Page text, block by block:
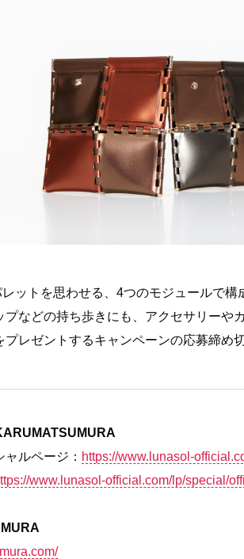
ットを思わせる、4つのモジュールで
プなどの持ち歩きにも、アクセサリーや
レゼントするキャンペーンの応募締め
ルページ： https://www.lunasol-
www.lunasol-official.com/lp/special/